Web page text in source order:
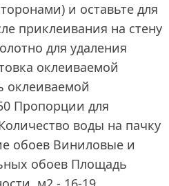
и оставьте для
приклеивания на стену
для удаления
оклеиваемой
оклеиваемой
Пропорции для
воды на пачку
обоев Виниловые и
обоев Площадь